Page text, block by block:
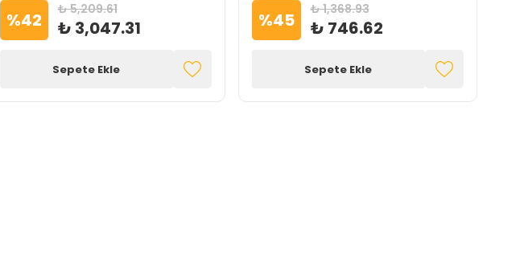
%42 ₺ 5,209.61
₺ 3,047.31
Sepete Ekle
%45 ₺ 1,368.93
₺ 746.62
Sepete Ekle